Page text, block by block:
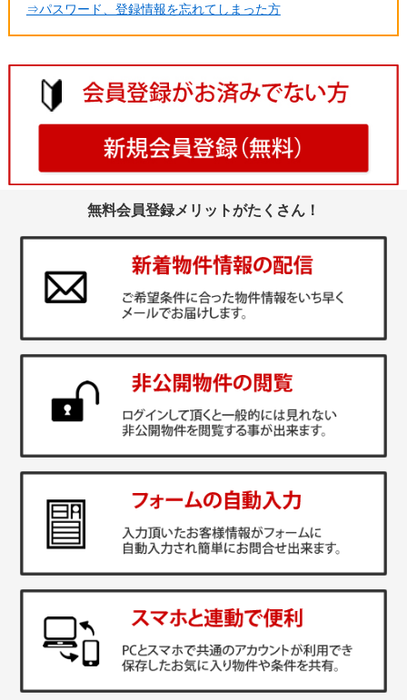
⇒パスワード、登録情報を忘れてしまった方
無料会員登録メリットがたくさん！